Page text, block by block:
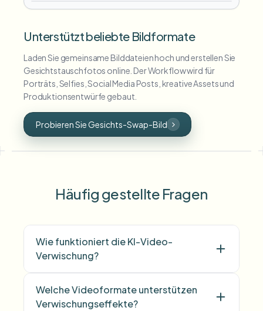
Unterstützt beliebte Bildformate
Laden Sie gemeinsame Bilddateien hoch und erstellen Sie
Gesichtstauschfotos online. Der Workflow wird für
Porträts, Selfies, Social Media Posts, kreative Assets und
Produktionsentwürfe gebaut.
Probieren Sie Gesichts-Swap-Bild
Häufig gestellte Fragen
Wie funktioniert die KI-Video-
Verwischung?
Welche Videoformate unterstützen
Verwischungseffekte?